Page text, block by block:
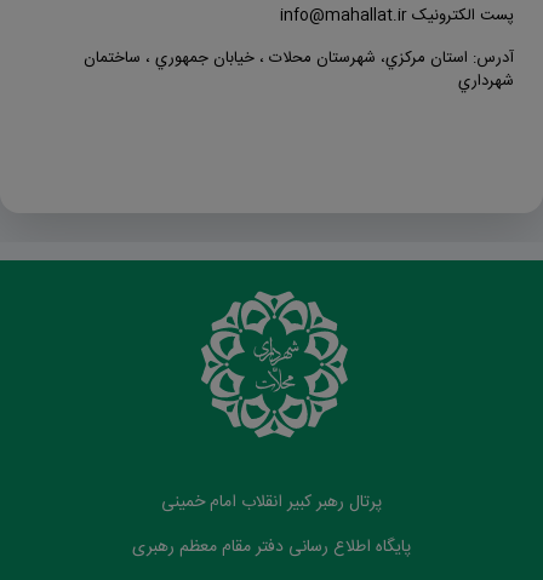
پست الکترونیک info@mahallat.ir
آدرس: استان مرکزي، شهرستان محلات ‏‏‏، خيابان جمهوري ، ساختمان
شهرداري
پرتال رهبر کبیر انقلاب امام خمینی
پایگاه اطلاع رسانی دفتر مقام معظم رهبری